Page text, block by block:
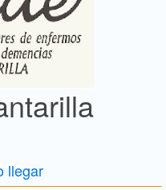
llegar